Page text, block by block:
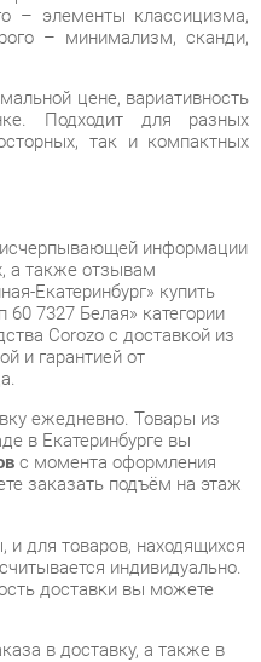
цене, вариативность
Подходит для разных
так и компактных
информации
также отзывам
Екатеринбург» купить
7327 Белая» категории
Corozo с доставкой из
и гарантией от
ежедневно. Товары из
в Екатеринбурге вы
с момента оформления
заказать подъём на этаж
для товаров, находящихся
индивидуально.
доставки вы можете
в доставку, а также в
заказа вы можете
об отказе от покупки.
умывальники с тумбой
Если Вы